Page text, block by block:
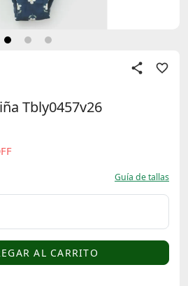
Tbly0457v26
Guía de tallas
AL CARRITO